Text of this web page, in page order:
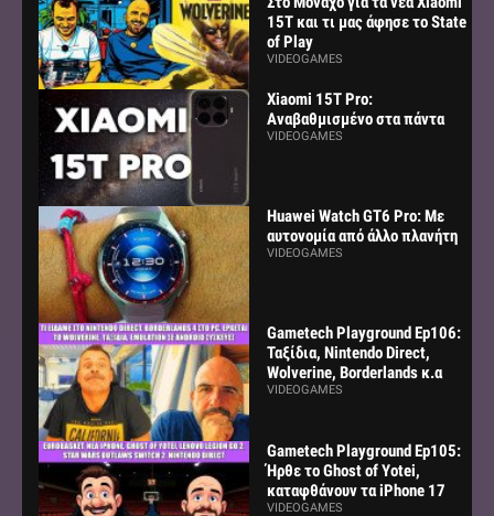
15Τ και τι μας άφησε το State
of Play
VIDEOGAMES
Xiaomi 15T Pro:
Αναβαθμισμένο στα πάντα
VIDEOGAMES
Huawei Watch GT6 Pro: Με
αυτονομία από άλλο πλανήτη
VIDEOGAMES
Gametech Playground Ep106:
Ταξίδια, Nintendo Direct,
Wolverine, Borderlands κ.α
VIDEOGAMES
Gametech Playground Ep105:
Ήρθε το Ghost of Yotei,
καταφθάνουν τα iPhone 17
VIDEOGAMES